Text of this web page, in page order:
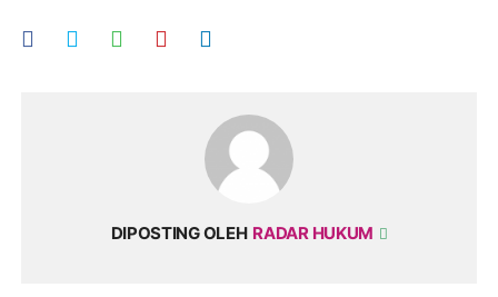
DIPOSTING OLEH RADAR HUKUM